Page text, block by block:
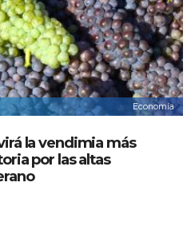
Economía
la vendimia más
por las altas